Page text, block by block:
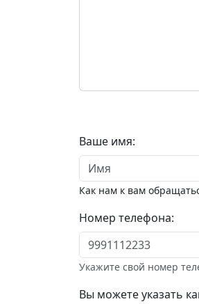
Ваше имя:
Как нам к вам
Номер телефона:
Укажите свой номер
Вы можете указать